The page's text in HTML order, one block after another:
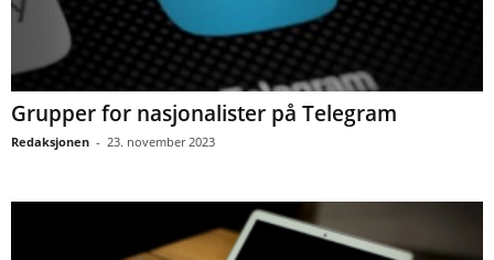
Grupper for nasjonalister på Telegram
Redaksjonen - 23. november 2023